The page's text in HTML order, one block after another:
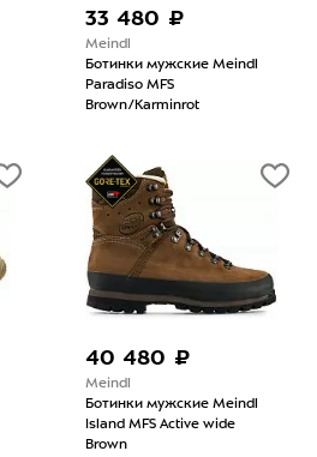
33 480 ₽
Meindl
Ботинки мужские Meindl
Paradiso MFS
Brown/Karminrot
40 480 ₽
Meindl
Ботинки мужские Meindl
Island MFS Active wide
Brown